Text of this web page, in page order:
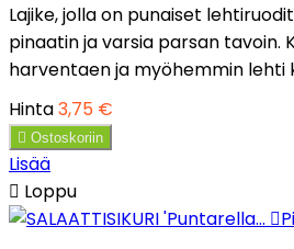
Lajike, jolla on punaiset
pinaatin ja varsia parsan tavoin.
harventaen ja myöhemmin lehti
Hinta3,75 €
 Ostoskoriin
Lisää
 Loppu
